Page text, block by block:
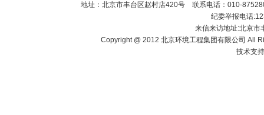
地址：北京市丰台区赵村店420号 联系电话：010-
纪委举报电话
来信来访地址:北京市
Copyright @ 2012 北京环境工程集团有限公司 All
技术支